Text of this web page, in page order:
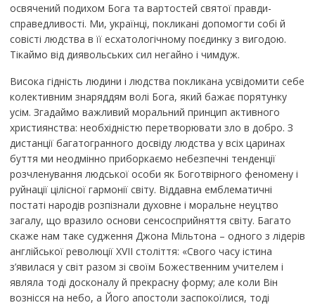
освячений подихом Бога та вартостей святої правди-
справедливості. Ми, українці, покликані допомогти собі й
совісті людства в її есхатологічному поєдинку з вигодою.
Тікаймо від диявольських сил негайно і чимдуж.
Висока гідність людини і людства покликана усвідомити себе
колективним знаряддям волі Бога, який бажає порятунку
усім. Згадаймо важливий моральний принцип активного
християнства: необхідністю перетворювати зло в добро. З
дистанції багатогранного досвіду людства у всіх царинах
буття ми неодмінно приборкаємо небезпечні тенденції
розчленування людської особи як Боготвірного феномену і
руйнації цілісної гармонії світу. Віддавна емблематичні
постаті народів розпізнали духовне і моральне неуцтво
загалу, що вразило основи сенсосприйняття світу. Багато
скаже нам таке судження Джона Мільтона – одного з лідерів
англійської революції XVII століття: «Свого часу істина
з’явилася у світ разом зі своїм Божественним учителем і
являла тоді досконалу й прекрасну форму; але коли Він
вознісся на небо, а Його апостоли заспокоїлися, тоді